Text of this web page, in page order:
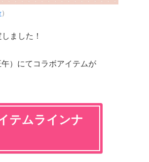
）
ました！
）にてコラボアイテムが
テムラインナ